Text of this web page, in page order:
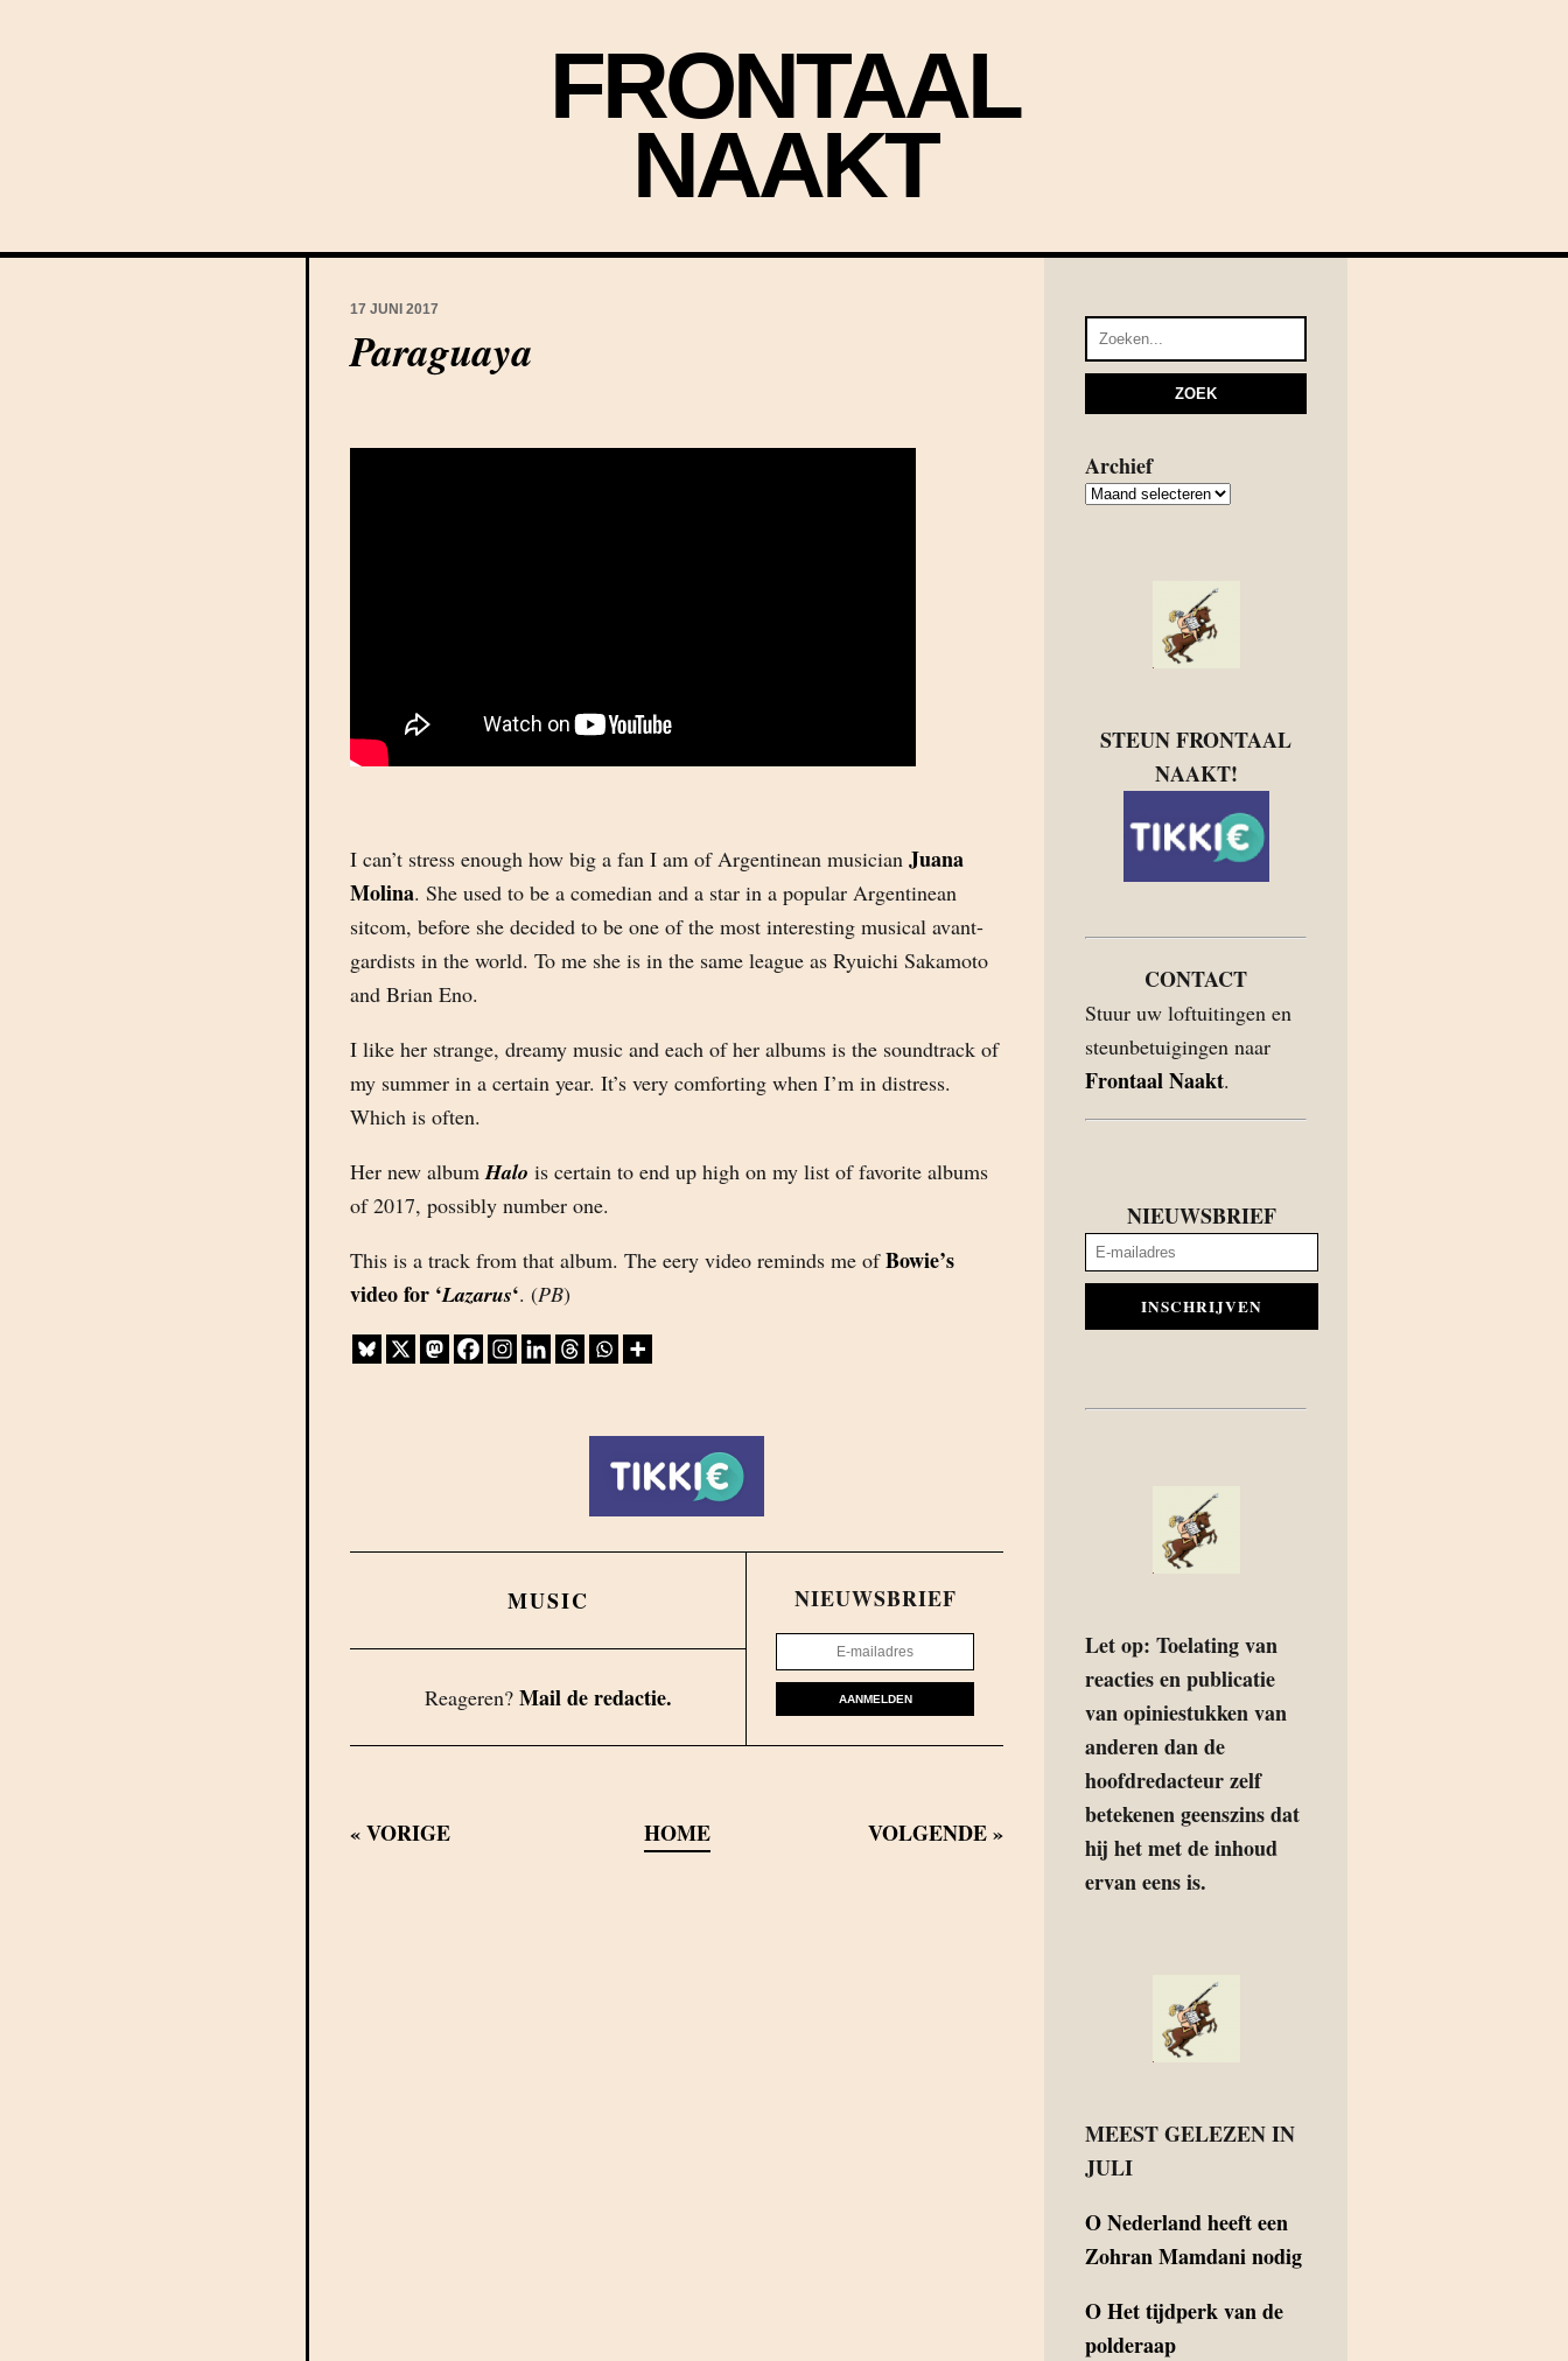
FRONTAAL
NAAKT
17 JUNI 2017
Paraguaya
I can’t stress enough how big a fan I am of Argentinean musician Juana
Molina. She used to be a comedian and a star in a popular Argentinean
sitcom, before she decided to be one of the most interesting musical avant-
gardists in the world. To me she is in the same league as Ryuichi Sakamoto
and Brian Eno.
I like her strange, dreamy music and each of her albums is the soundtrack of
my summer in a certain year. It’s very comforting when I’m in distress.
Which is often.
Her new albumHalo is certain to end up high on my list of favorite albums
of 2017, possibly number one.
This is a track from that album. The eery video reminds me ofBowie’s
video for ‘Lazarus‘. (PB)
MUSIC
Reageren? Mail de redactie.
NIEUWSBRIEF
AANMELDEN
«VORIGE HOME VOLGENDE»
Archief
Archief
STEUN FRONTAAL
NAAKT!
CONTACT
Stuur uw loftuitingen en
steunbetuigingen naar
Frontaal Naakt.
NIEUWSBRIEF
INSCHRIJVEN
Let op: Toelating van
reacties en publicatie
van opiniestukken van
anderen dan de
hoofdredacteur zelf
betekenen geenszins dat
hij het met de inhoud
ervan eens is.
MEEST GELEZEN IN
JULI
ONederland heeft een
Zohran Mamdani nodig
OHet tijdperk van de
polderaap